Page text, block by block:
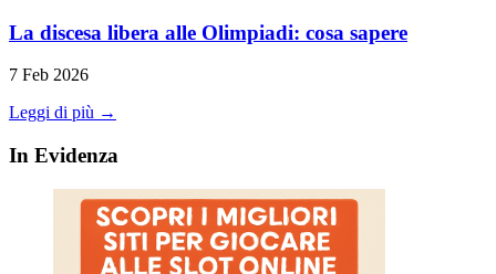
La discesa libera alle Olimpiadi: cosa sapere
7 Feb 2026
Leggi di più →
In Evidenza